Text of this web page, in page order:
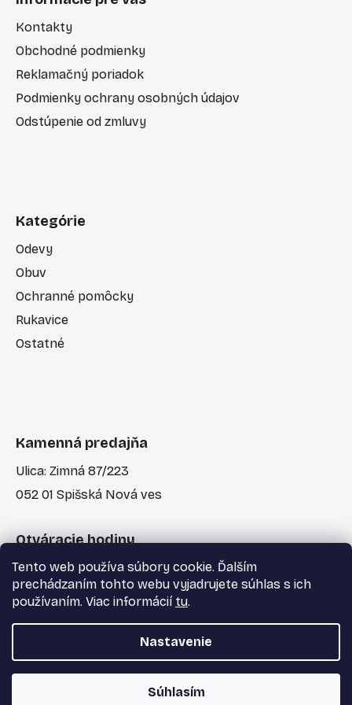
Tento web používa súbory cookie. Ďalším
prechádzaním tohto webu vyjadrujete súhlas s ich
používaním. Viac informácií tu.
Nastavenie
Súhlasím
Kontakty
Obchodné podmienky
Reklamačný poriadok
Podmienky ochrany osobných údajov
Odstúpenie od zmluvy
Kategórie
Odevy
Obuv
Ochranné pomôcky
Rukavice
Ostatné
Kamenná predajňa
Ulica: Zimná 87/223
052 01 Spišská Nová ves
Otváracie hodiny
Po-Pia: 7:30 - 17:00
Vytvoril Shoptet a
Adatelier
Majster Centrum s.r.o.